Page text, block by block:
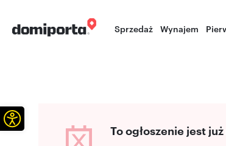
Sprzedaż Wynajem
To ogłoszenie jest
Otwórz pasek narzędzi